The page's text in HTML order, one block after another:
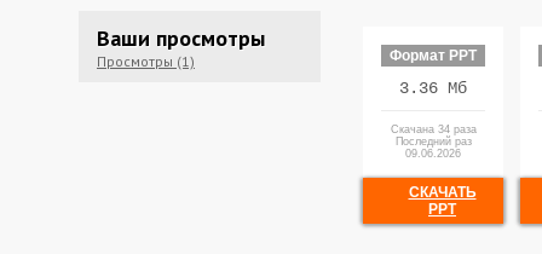
Ваши просмотры
Просмотры (1) Формат PPT
3.36 Мб
Скачана 34 раза
Последний раз
09.06.2026
СКАЧАТЬ
PPT